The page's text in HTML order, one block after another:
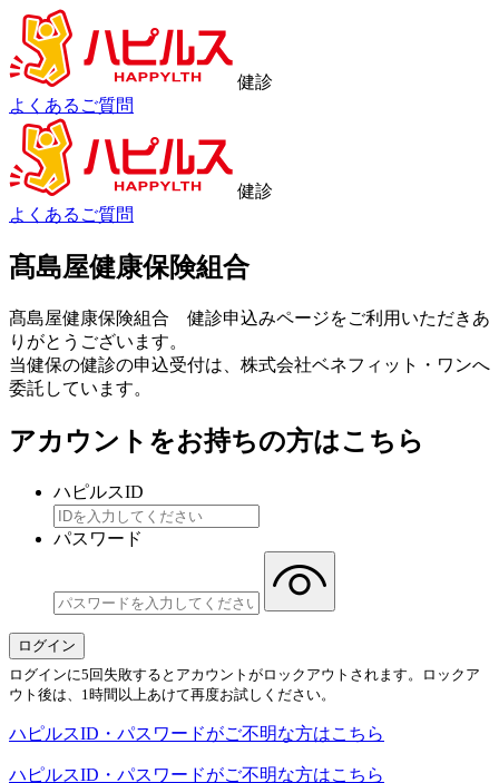
健診
よくあるご質問
健診
よくあるご質問
髙島屋健康保険組合
髙島屋健康保険組合 健診申込みページをご利用いただきあ
りがとうございます。
当健保の健診の申込受付は、株式会社ベネフィット・ワンへ
委託しています。
アカウントをお持ちの方はこちら
ハピルスID
パスワード
ログインに5回失敗するとアカウントがロックアウトされます。ロックア
ウト後は、1時間以上あけて再度お試しください。
ハピルスID・パスワードがご不明な方はこちら
ハピルスID・パスワードがご不明な方はこちら